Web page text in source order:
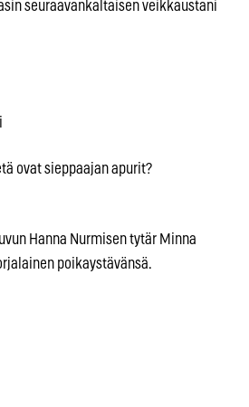
seuraavankaltaisen veikkaustani
ovat sieppaajan apurit?
Hanna Nurmisen tytär Minna
poikaystävänsä.